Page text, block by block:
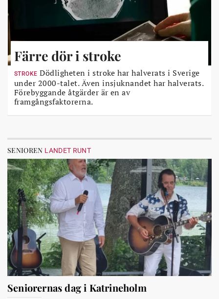
Färre dör i stroke
STROKE Dödligheten i stroke har halverats i Sverige
under 2000-talet. Även insjuknandet har halverats.
Förebyggande åtgärder är en av
framgångsfaktorerna.
SENIOREN LANDET RUNT
Seniorernas dag i Katrineholm